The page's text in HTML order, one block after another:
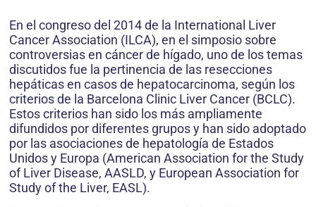
En el congreso del 2014 de la International Liver
Cancer Association (ILCA), en el simposio sobre
contro­versias en cáncer de hígado, uno de los temas
discutidos fue la pertinencia de las resecciones
hepáticas en casos de hepatocarcinoma, según los
criterios de la Barcelona Clinic Liver Cancer (BCLC).
Estos criterios han sido los más ampliamente
difundidos por diferentes grupos y han sido adoptado
por las asociaciones de hepatología de Estados
Unidos y Europa (American Association for the Study
of Liver Disease, AASLD, y European Association for
Study of the Liver, EASL).